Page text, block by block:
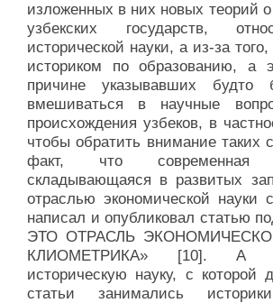
изложенных в них новых теорий
узбекских государств,
исторической науки, а из-за
историком по образованию, а
причине указывавших
вмешиваться в научные
происхождения узбеков, в
чтобы обратить внимание таких
факт, что современная
складывающаяся в развитых
отраслью экономической науки
написал и опубликовал статью
ЭТО ОТРАСЛЬ
КЛИОМЕТРИКА» [10]. А ту
историческую науку, с
статьи занимались